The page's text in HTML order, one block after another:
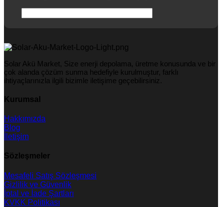
Solar Akü Market, Size enerji depolama, üretme konusunda ve bir
çok alanda çözüm sunma hedefiyle kurulmuştur, farklı
ihtiyaçlarınızla ilgili bizimle iletişime geçebilirsiniz.
Kurumsal
Hakkımızda
Blog
İletişim
Sözleşmeler
Mesafeli Satış Sözleşmesi
Gizlilik ve Güvenlik
İptal ve İade Şartları
KVKK Politikası